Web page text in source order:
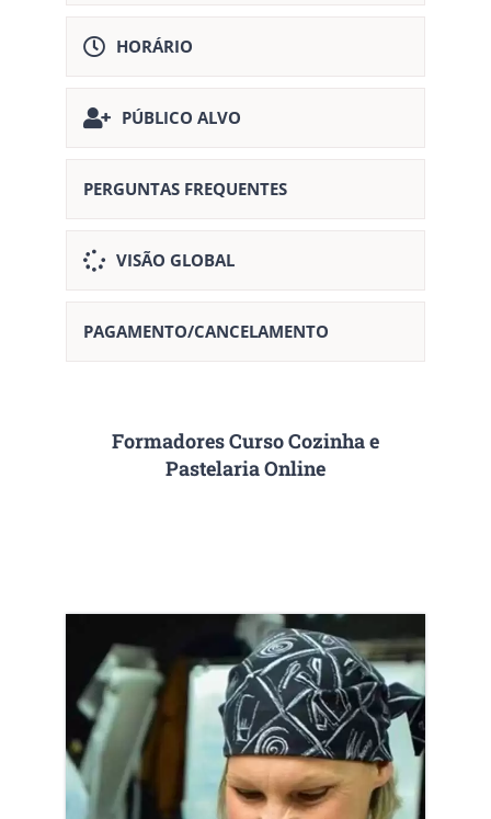
HORÁRIO
PÚBLICO ALVO
PERGUNTAS FREQUENTES
VISÃO GLOBAL
PAGAMENTO/CANCELAMENTO
Formadores Curso Cozinha e
Pastelaria Online